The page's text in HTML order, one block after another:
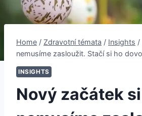
Home / Zdravotní témata / Insights /
nemusíme zasloužit. Stačí si ho
INSIGHTS
Nový začátek si